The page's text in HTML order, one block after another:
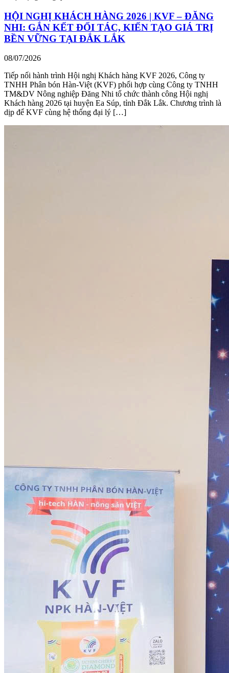
HỘI NGHỊ KHÁCH HÀNG 2026 | KVF – ĐĂNG
NHI: GẮN KẾT ĐỐI TÁC, KIẾN TẠO GIÁ TRỊ
BỀN VỮNG TẠI ĐẮK LẮK
08/07/2026
Tiếp nối hành trình Hội nghị Khách hàng KVF 2026, Công ty
TNHH Phân bón Hàn-Việt (KVF) phối hợp cùng Công ty TNHH
TM&DV Nông nghiệp Đăng Nhi tổ chức thành công Hội nghị
Khách hàng 2026 tại huyện Ea Súp, tỉnh Đắk Lắk. Chương trình là
dịp để KVF cùng hệ thống đại lý […]